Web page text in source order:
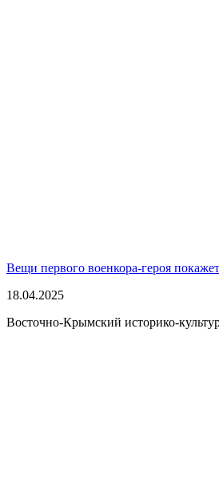
Вещи первого военкора-героя
18.04.2025
Восточно-Крымский историко-